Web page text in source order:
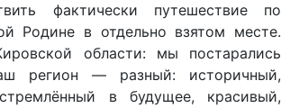
фактически путешествие по
Родине в отдельно взятом месте.
области: мы постарались
регион — разный: историчный,
в будущее, красивый,